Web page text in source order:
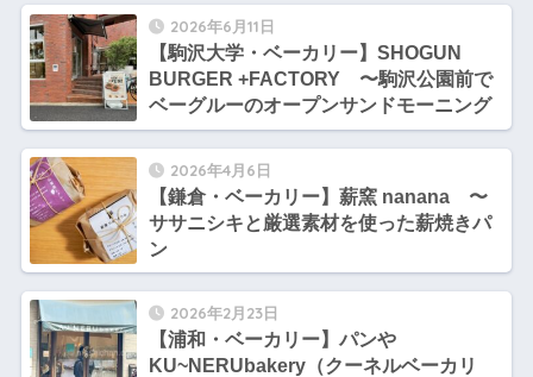
2026年6月11日
【駒沢大学・ベーカリー】SHOGUN
BURGER +FACTORY 〜駒沢公園前で
ベーグルーのオープンサンドモーニング
2026年4月6日
【鎌倉・ベーカリー】薪窯 nanana 〜
ササニシキと厳選素材を使った薪焼きパ
ン
2026年2月23日
【浦和・ベーカリー】パンや
KU~NERUbakery（クーネルベーカリ